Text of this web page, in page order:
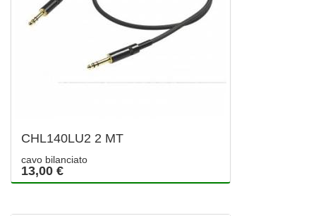
CHL140LU2 2 MT
cavo bilanciato
13,00 €